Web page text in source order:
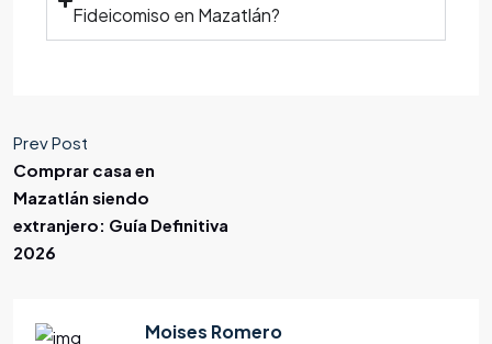
Fideicomiso en Mazatlán?
Prev Post
Comprar casa en
Mazatlán siendo
extranjero: Guía Definitiva
2026
Moises Romero